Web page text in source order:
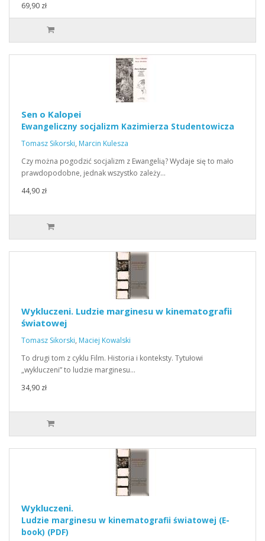
69,90 zł
Sen o Kalopei
Ewangeliczny socjalizm Kazimierza Studentowicza
Tomasz Sikorski, Marcin Kulesza
Czy można pogodzić socjalizm z Ewangelią? Wydaje się to mało
prawdopodobne, jednak wszystko zależy…
44,90 zł
Wykluczeni. Ludzie marginesu w kinematografii
światowej
Tomasz Sikorski, Maciej Kowalski
To drugi tom z cyklu Film. Historia i konteksty. Tytułowi
„wykluczeni” to ludzie marginesu…
34,90 zł
Wykluczeni.
Ludzie marginesu w kinematografii światowej (E-
book) (PDF)